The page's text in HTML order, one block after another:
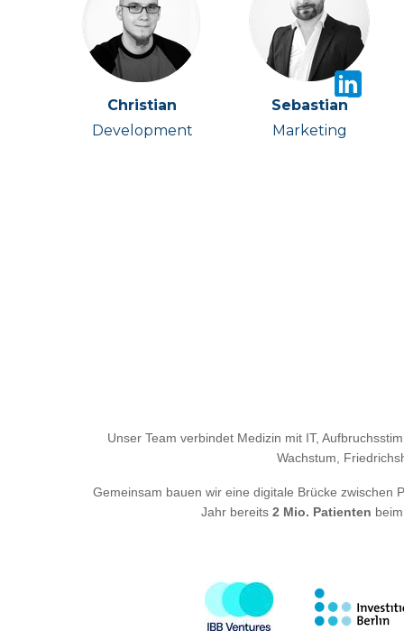
Unser Team verbindet Medizin mit IT,
Wachstum,
Gemeinsam bauen wir eine digitale Brücke zwischen
Jahr bereits 2 Mio. Patienten
Sebastian
Marketing
Christian
Development